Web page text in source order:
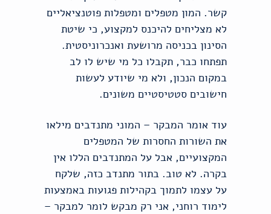
קשר. המון מטפלים ומטפלות פוטנציאליים
לא מצליחים להיכנס למקצוע, כי שיטת
הסינון בכניסה מרושעת ואנכרוניסטית.
תפתחו כבר, תקבלו כל מי שיש לו לב
במקום הנכון, ולא מי שיודע לעשות
חישובים סטטיסטיים משונים.
עוד אומר המבקר – המוני מתנדבים מילאו
את השורות החסרות של המטפלים
המקצועיים, אבל על המתנדבים הללו אין
בקרה. לא טוב. בתור מתנדב כזה, שלקח
על עצמו לתמוך בקהילות פגועות באמצעות
לימוד רוחני, אני רק מבקש לומר למבקר –